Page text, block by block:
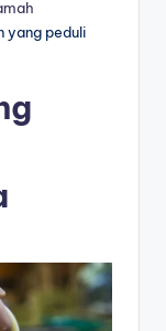
yang peduli